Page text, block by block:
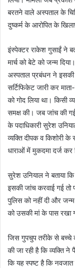
बरतने वाले अस्पताल के
दुष्कर्म के आरोपित के
इंस्पेक्टर राकेश गुसाईं ने
मार्च को बेटे को जन्म
अस्पताल प्रबंधन ने इसकी
सर्टिफिकेट जारी कर
को गोद लिया था। किसी
समक्ष की। जब जांच की
के पदाधिकारी सुरेश
व्यक्ति दीपक व किशोरी
धाराओं में मुकदमा दर्ज कर
सुरेश उनियाल ने बताया
इसकी जांच करवाई गई
पुलिस को नहीं दी और
को उसकी मां के पास रखा
जिस गुपचुप तरीके से बच्चे
की जा रही है कि व्यक्ति
कि यह स्पष्ट है कि